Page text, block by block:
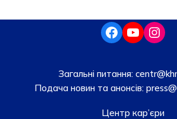
Загальні питання:
Подача новин та анонсів:
Центр кар’єри